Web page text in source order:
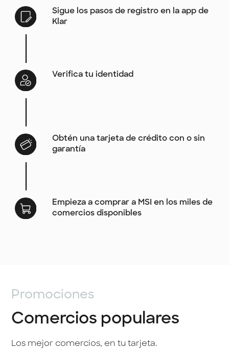
Sigue los pasos de registro en la app de
Klar
Verifica tu identidad
Obtén una tarjeta de crédito con o sin
garantía
Empieza a comprar a MSI en los miles de
comercios disponibles
Promociones
Comercios populares
Los mejor comercios, en tu tarjeta.